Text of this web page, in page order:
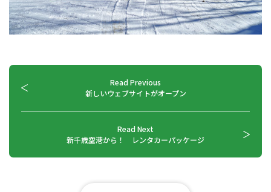
Read Previous
新しいウェブサイトがオープン
Read Next
新千歳空港から！ レンタカーパッケージ